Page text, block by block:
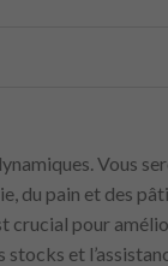
Vous
du pain et des
pour
et